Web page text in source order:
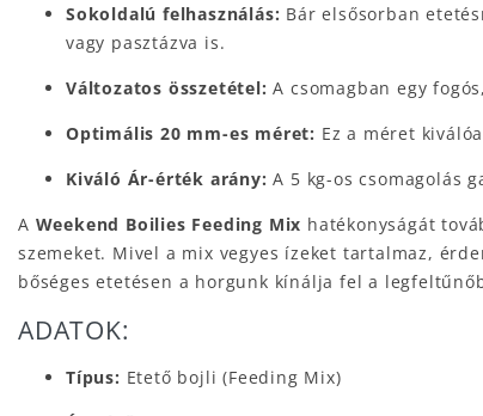
Sokoldalú felhasználás: Bár elsősorban
vagy pasztázva is.
Változatos összetétel: A csomagban egy
Optimális 20 mm-es méret: Ez a méret
Kiváló Ár-érték arány: A 5 kg-os csomagolás
A Weekend Boilies Feeding Mix hatékonyságát
szemeket. Mivel a mix vegyes ízeket tartalmaz,
bőséges etetésen a horgunk kínálja fel a
ADATOK:
Típus: Etető bojli (Feeding Mix)